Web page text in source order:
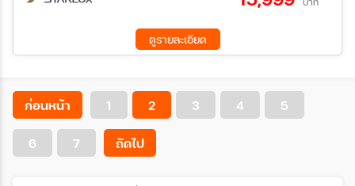
24 ต.ค. 69 - 27 ต.ค. 69
ดูรายละเอียด
ก่อนหน้า 1 2 3 4 5
6 7 ถัดไป